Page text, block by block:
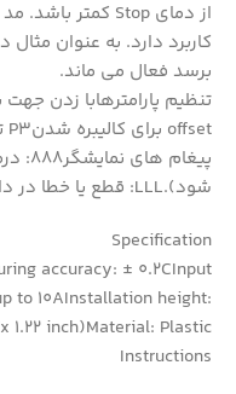
برسد فعال می ماند.
offset برای کالیبره شدنP3 تعیین تاخیر تغییر وضعیت خروجی(دقیقه)
شود).LLL: قطع یا خطا در داده های سنسور.HHH: دما از حد مجاز بیشتر است.
Specification
accuracy: ± 0.2CInput
to 10AInstallation height:
inch)Material: Plastic
Instructions